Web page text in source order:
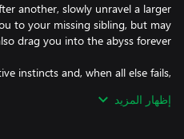
another, slowly unravel a larger
to your missing sibling, but may
instincts and, when all else fails,
Secret societies, unnatural
إظهار المزيد